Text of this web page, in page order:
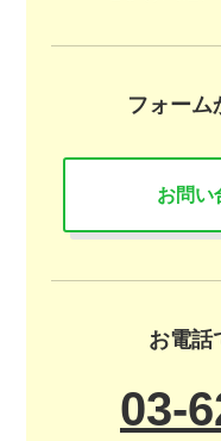
フォーム
お問い
お電話
03-